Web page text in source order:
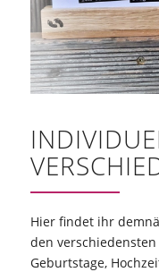
Hier findet ihr
den verschiedensten
Geburtstage,